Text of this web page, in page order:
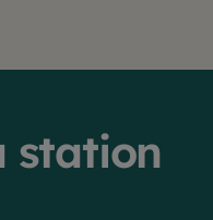
station